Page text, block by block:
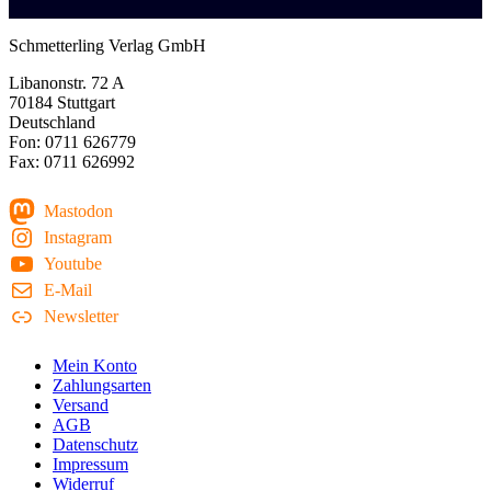
Schmetterling Verlag GmbH
Libanonstr. 72 A
70184 Stuttgart
Deutschland
Fon: 0711 626779
Fax: 0711 626992
Mastodon
Instagram
Youtube
E-Mail
Newsletter
Mein Konto
Zahlungsarten
Versand
AGB
Datenschutz
Impressum
Widerruf